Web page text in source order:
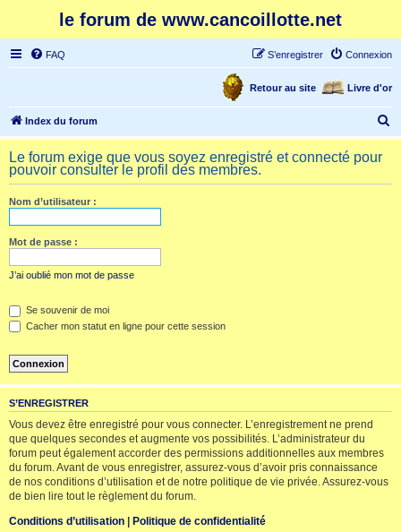
le forum de www.cancoillotte.net
FAQ Connexion
S’enregistrer
Livre d'or
Retour au site
Index du forum
e
h
Le forum exige que vous soyez enregistré et connecté pour
pouvoir consulter le profil des membres.
Nom d’utilisateur :
Mot de passe :
J’ai oublié mon mot de passe
Se souvenir de moi
Cacher mon statut en ligne pour cette session
S’ENREGISTRER
Vous devez être enregistré pour vous connecter. L’enregistrement ne prend
que quelques secondes et augmente vos possibilités. L’administrateur du
forum peut également accorder des permissions additionnelles aux membres
du forum. Avant de vous enregistrer, assurez-vous d’avoir pris connaissance
de nos conditions d’utilisation et de notre politique de vie privée. Assurez-vous
de bien lire tout le règlement du forum.
Conditions d’utilisation | Politique de confidentialité